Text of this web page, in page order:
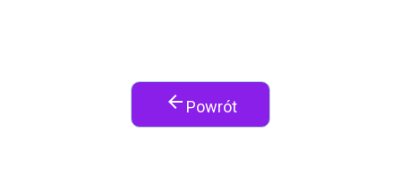
arrow_back Powrót